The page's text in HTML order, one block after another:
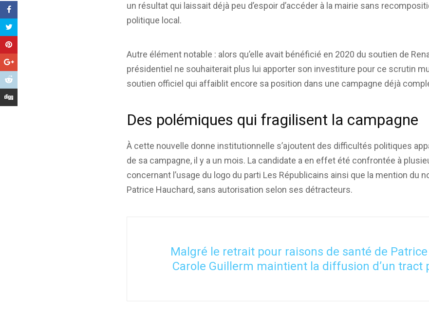
un résultat qui laissait déjà peu d’espoir d’accéder à la mairie sans
politique local.
Autre élément notable : alors qu’elle avait bénéficié en 2020 du soutien de
présidentiel ne souhaiterait plus lui apporter son investiture pour ce scrutin
soutien officiel qui affaiblit encore sa position dans une campagne déjà
Des polémiques qui fragilisent la campagne
À cette nouvelle donne institutionnelle s’ajoutent des difficultés politiques
de sa campagne, il y a un mois. La candidate a en effet été confrontée à
concernant l’usage du logo du parti Les Républicains ainsi que la mention du
Patrice Hauchard, sans autorisation selon ses détracteurs.
Malgré le retrait pour raisons de santé de
Carole Guillerm maintient la diffusion d’un tract